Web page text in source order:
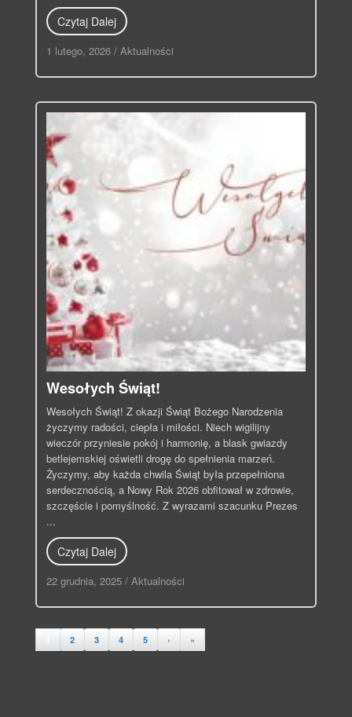
Czytaj Dalej
1 lutego, 2026 / Aktualności
Wesołych Świąt!
Wesołych Świąt! Z okazji Świąt Bożego Narodzenia
życzymy radości, ciepła i miłości. Niech wigilijny
wieczór przyniesie pokój i harmonię, a blask gwiazdy
betlejemskiej oświetli drogę do spełnienia marzeń.
Życzymy, aby każda chwila Świąt była przepełniona
serdecznością, a Nowy Rok 2026 obfitował w zdrowie,
szczęście i pomyślność. Z wyrazami szacunku Prezes
...
Czytaj Dalej
22 grudnia, 2025 / Aktualności
2 3 4 5 › »